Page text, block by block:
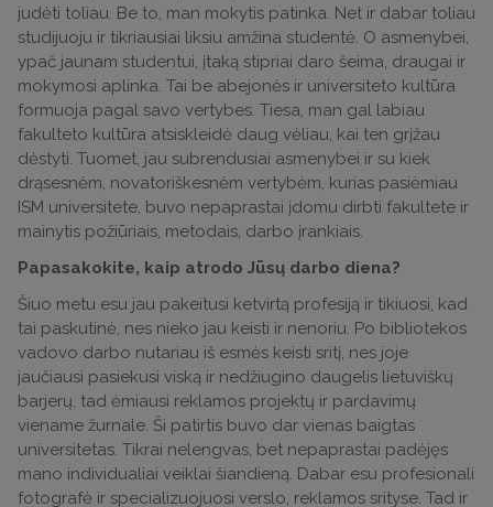
judėti toliau. Be to, man mokytis patinka. Net ir dabar toliau
studijuoju ir tikriausiai liksiu amžina studentė. O asmenybei,
ypač jaunam studentui, įtaką stipriai daro šeima, draugai ir
mokymosi aplinka. Tai be abejonės ir universiteto kultūra
formuoja pagal savo vertybes. Tiesa, man gal labiau
fakulteto kultūra atsiskleidė daug vėliau, kai ten grįžau
dėstyti. Tuomet, jau subrendusiai asmenybei ir su kiek
drąsesnėm, novatoriškesnėm vertybėm, kurias pasiėmiau
ISM universitete, buvo nepaprastai įdomu dirbti fakultete ir
mainytis požiūriais, metodais, darbo įrankiais.
Papasakokite, kaip atrodo Jūsų darbo diena?
Šiuo metu esu jau pakeitusi ketvirtą profesiją ir tikiuosi, kad
tai paskutinė, nes nieko jau keisti ir nenoriu. Po bibliotekos
vadovo darbo nutariau iš esmės keisti sritį, nes joje
jaučiausi pasiekusi viską ir nedžiugino daugelis lietuviškų
barjerų, tad ėmiausi reklamos projektų ir pardavimų
viename žurnale. Ši patirtis buvo dar vienas baigtas
universitetas. Tikrai nelengvas, bet nepaprastai padėjęs
mano individualiai veiklai šiandieną. Dabar esu profesionali
fotografė ir specializuojuosi verslo, reklamos srityse. Tad ir